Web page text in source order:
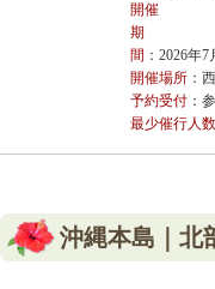
開催
期
間 ：2026年
開催場所：
予約受付：
最少催行人数
沖縄本島｜北